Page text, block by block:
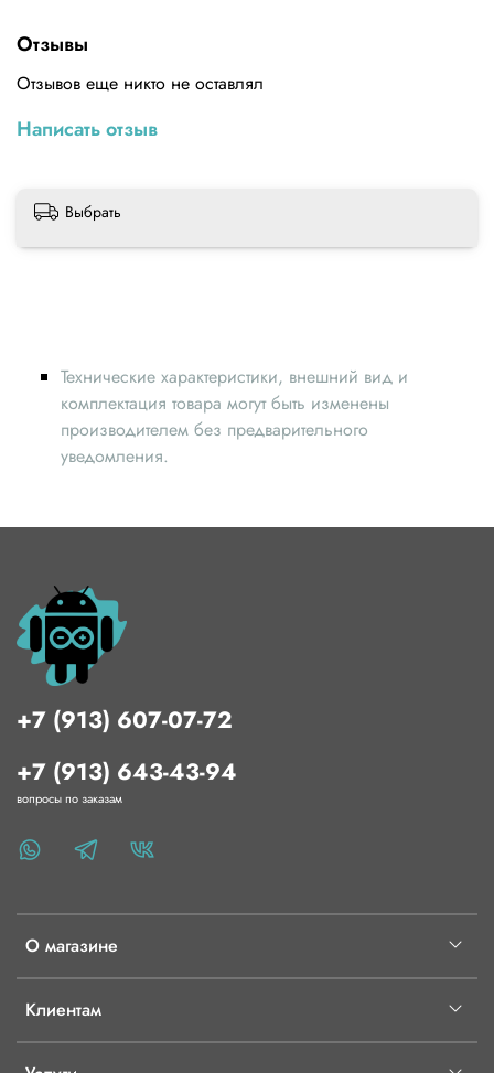
Отзывы
Отзывов еще никто не оставлял
Написать отзыв
Выбрать
Технические характеристики, внешний вид и
комплектация товара могут быть изменены
производителем без предварительного
уведомления.
О магазине
Клиентам
+7 (913) 607-07-72
+7 (913) 643-43-94
вопросы по заказам